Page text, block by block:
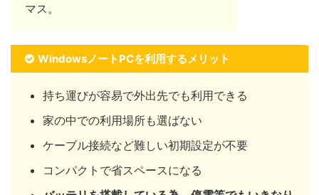
マス。
WindowsノートPCを利用するメリット
持ち運びが容易で外出先でも利用できる
家の中での利用場所も選ばない
ケーブル接続など難しい初期設定が不要
コンパクトで省スペースになる